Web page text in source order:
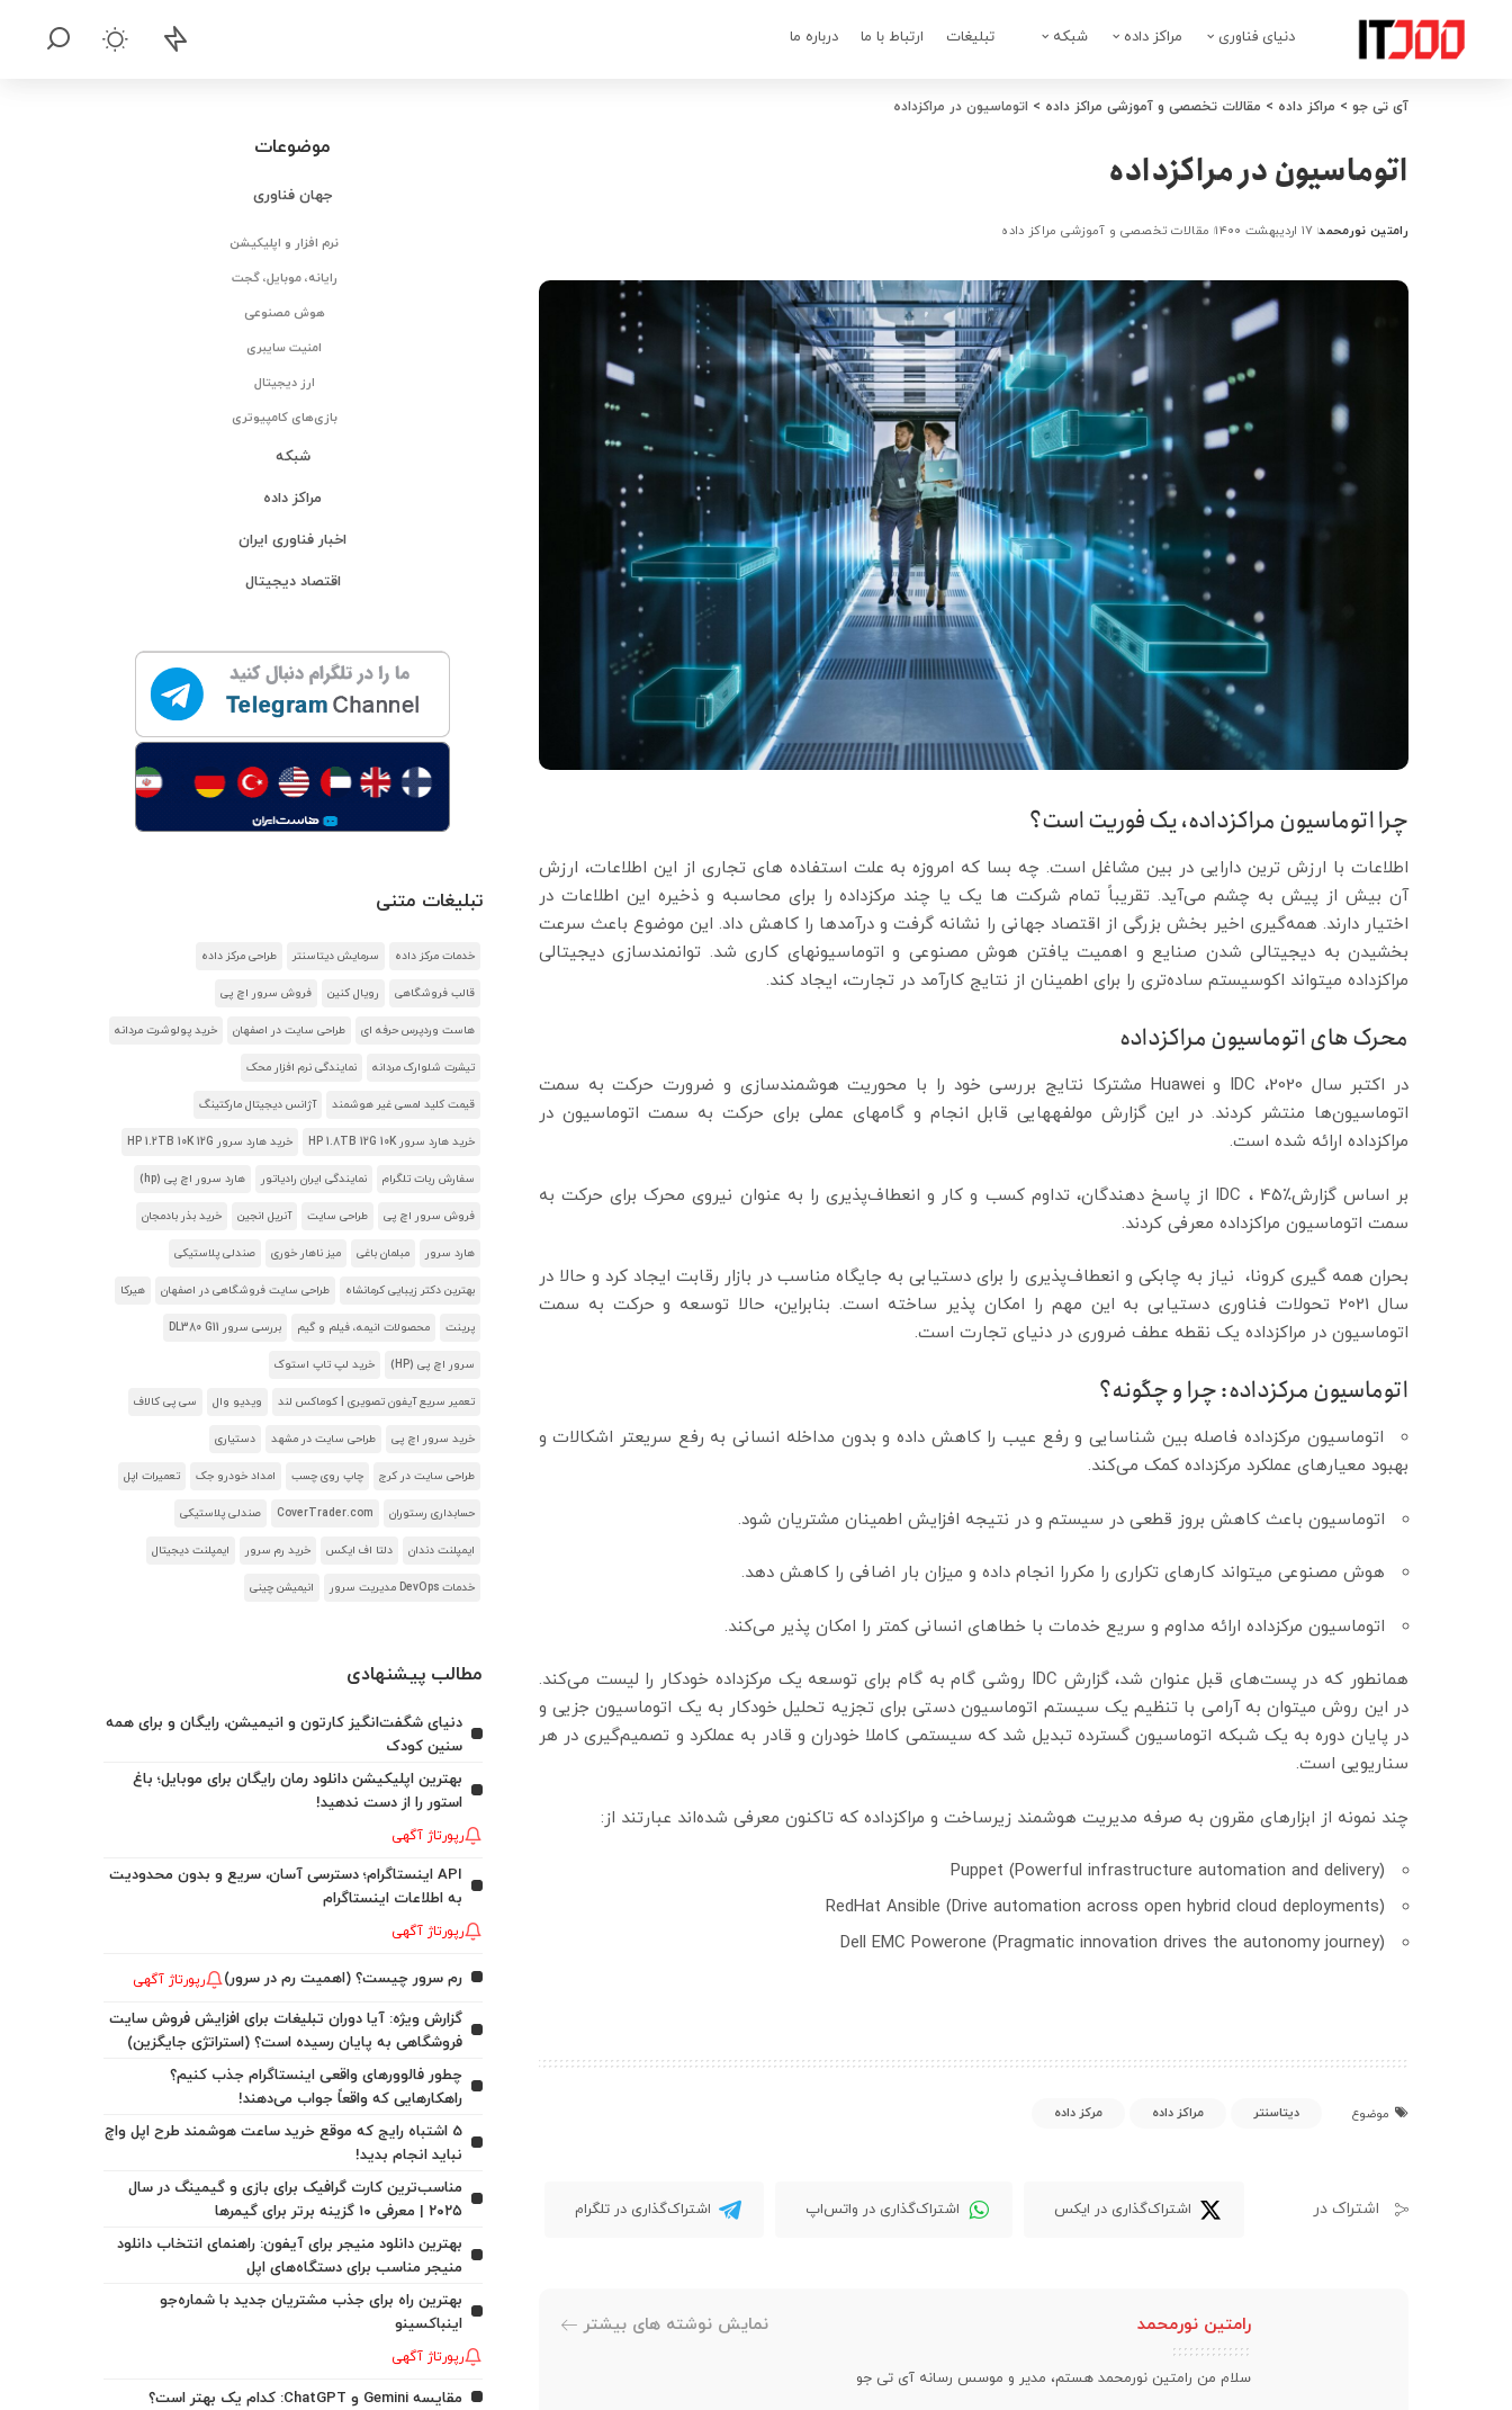
دنیای فناوری مراکز داده شبکه تبلیغات ارتباط با ما درباره ما
آی تی جو > مراکز داده > مقالات تخصصی و آموزشی مراکز داده > اتوماسیون در مراکزداده
اتوماسیون در مراکزداده
ارسال
توسط
رامتین نورمحمد ۱۷ اردیبهشت ۱۴۰۰ مقالات تخصصی و آموزشی مراکز داده
چرا اتوماسیون مراکزداده، یک فوریت است؟
اطلاعات با ارزش ترین دارایی در بین مشاغل است. چه بسا که امروزه به علت استفاده های تجاری از این اطلاعات، ارزش
آن بیش از پیش به چشم می‌‏آید. تقریباً تمام شرکت ها یک یا چند مرکزداده را برای محاسبه و ذخیره این اطلاعات در
اختیار دارند. همه‏‌گیری اخیر بخش بزرگی از اقتصاد جهانی را نشانه گرفت و درآمد‏ها را کاهش داد. این موضوع باعث سرعت
بخشیدن به دیجیتالی شدن صنایع و اهمیت یافتن هوش مصنوعی و اتوماسیون‏های کاری شد. توانمندسازی دیجیتالی
مراکز‏داده می‏تواند اکوسیستم ساده‌‏تری را برای اطمینان از نتایج کارآمد در تجارت، ایجاد کند.
محرک های اتوماسیون مراکزداده
در اکتبر سال 2020، IDC و Huawei مشترکا نتایج بررسی خود را با محوریت هوشمند‏سازی و ضرورت حرکت به سمت
اتوماسیون‏‌ها منتشر کردند. در این گزارش مولفه‏هایی قابل انجام و گام‏های عملی برای حرکت به سمت اتوماسیون در
مراکزداده ارائه شده است.
بر اساس گزارشIDC ، 45٪ از پاسخ دهندگان، تداوم کسب و کار و انعطاف‏‌پذیری را به عنوان نیروی محرک برای حرکت به
سمت اتوماسیون مراکز‏داده معرفی کردند.
بحران همه ‏گیری کرونا، نیاز به چابکی و انعطاف‏‌پذیری را برای دستیابی به جایگاه مناسب در بازار رقابت ایجاد کرد و حالا در
سال 2021 تحولات فناوری دستیابی به این مهم را امکان پذیر ساخته است. بنابراین، حالا توسعه و حرکت به سمت
اتوماسیون در مراکزداده یک نقطه عطف ضروری در دنیای تجارت است.
اتوماسیون مرکزداده: چرا و چگونه؟
اتوماسیون مرکزداده فاصله بین شناسایی و رفع عیب را کاهش داده و بدون مداخله انسانی به رفع سریعتر اشکالات و
بهبود معیارهای عملکرد مرکزداده کمک می‏‌کند.
اتوماسیون باعث کاهش بروز قطعی در سیستم و در نتیجه افزایش اطمینان مشتریان شود.
هوش مصنوعی می‏تواند کارهای تکراری را مکررا انجام داده و میزان بار اضافی را کاهش دهد.
اتوماسیون مرکزداده ارائه مداوم و سریع خدمات با خطاهای انسانی کمتر را امکان پذیر می‏‌کند.
همانطور که در پست‏‌های قبل عنوان شد، گزارش IDC روشی گام به گام برای توسعه یک مرکزداده خودکار را لیست می‏‌کند.
در این روش می‏توان به آرامی با تنظیم یک سیستم اتوماسیون دستی برای تجزیه تحلیل خودکار به یک اتوماسیون جزیی و
در پایان دوره به یک شبکه اتوماسیون گسترده تبدیل شد که سیستمی کاملا خودران و قادر به عملکرد و تصمیم‏‌گیری در هر
سناریویی است.
چند نمونه از ابزارهای مقرون به صرفه مدیریت هوشمند زیرساخت و مراکزداده که تاکنون معرفی شده‏‌اند عبارتند از:
Puppet (Powerful infrastructure automation and delivery)
RedHat Ansible (Drive automation across open hybrid cloud deployments)
Dell EMC Powerone (Pragmatic innovation drives the autonomy journey)
موضوع دیتاسنتر مراکز داده مرکز داده
اشتراک در اشتراک‌گذاری در ایکس اشتراک‌گذاری در واتس‌اپ اشتراک‌گذاری در تلگرام
رامتین نورمحمد نمایش نوشته های بیشتر
سلام من رامتین نورمحمد هستم، مدیر و موسس رسانه آی تی جو
موضوعات
جهان فناوری
نرم افزار و اپلیکیشن
رایانه، موبایل، گجت
هوش مصنوعی
امنیت سایبری
ارز دیجیتال
بازی‌های کامپیوتری
شبکه
مراکز داده
اخبار فناوری ایران
اقتصاد دیجیتال
تبلیغات متنی
خدمات مرکز داده سرمایش دیتاسنتر طراحی مرکز داده
قالب فروشگاهی رویال کنین فروش سرور اچ پی
هاست وردپرس حرفه ای طراحی سایت در اصفهان خرید پولوشرت مردانه
تیشرت شلوارک مردانه نمایندگی نرم افزار محک
قیمت کلید لمسی غیر هوشمند آژانس دیجیتال مارکتینگ
خرید هارد سرور HP 1.8TB 12G 10K خرید هارد سرور HP 1.2TB 10K 12G
سفارش ربات تلگرام نمایندگی ایران رادیاتور هارد سرور اچ پی (hp)
فروش سرور اچ پی طراحی سایت آنریل انجین خرید بذر بادمجان
هارد سرور مبلمان باغی میز ناهار خوری صندلی پلاستیکی
بهترین دکتر زیبایی کرمانشاه طراحی سایت فروشگاهی در اصفهان هیرکا
پرینت محصولات انیمه، فیلم و گیم بررسی سرور DL380 G11
سرور اچ پی (HP) خرید لپ تاپ استوک
تعمیر سریع آیفون تصویری | کوماکس لند ویدیو وال سی پی کالاف
خرید سرور اچ پی طراحی سایت در مشهد دستیاری
طراحی سایت در کرج چاپ روی چسب امداد خودرو جک تعمیرات اپل
حسابداری رستوران CoverTrader.com صندلی پلاستیکی
ایمپلنت دندان دلتا اف ایکس خرید رم سرور ایمپلنت دیجیتال
خدمات DevOps مدیریت سرور انیمیشن چینی
مطالب پیشنهادی
دنیای شگفت‌انگیز کارتون و انیمیشن، رایگان و برای همه
سنین کودک
بهترین اپلیکیشن دانلود رمان رایگان برای موبایل؛ باغ
استور را از دست ندهید!
رپورتاژ آگهی
API اینستاگرام؛ دسترسی آسان، سریع و بدون محدودیت
به اطلاعات اینستاگرام
رپورتاژ آگهی
رم سرور چیست؟ (اهمیت رم در سرور) رپورتاژ آگهی
گزارش ویژه: آیا دوران تبلیغات برای افزایش فروش سایت
فروشگاهی به پایان رسیده است؟ (استراتژی جایگزین)
چطور فالوورهای واقعی اینستاگرام جذب کنیم؟
راهکارهایی که واقعاً جواب می‌دهند!
5 اشتباه رایج که موقع خرید ساعت هوشمند طرح اپل واچ
نباید انجام بدید!
مناسب‌ترین کارت گرافیک برای بازی و گیمینگ در سال
۲۰۲۵ | معرفی ۱۰ گزینه برتر برای گیمرها
بهترین دانلود منیجر برای آیفون: راهنمای انتخاب دانلود
منیجر مناسب برای دستگاه‌های اپل
بهترین راه برای جذب مشتریان جدید با شماره‌جو
اینباکسینو
رپورتاژ آگهی
مقایسه Gemini و ChatGPT: کدام یک بهتر است؟